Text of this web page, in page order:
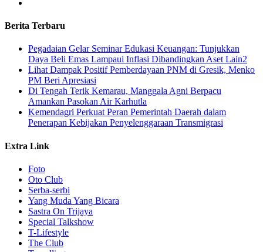
Berita Terbaru
Pegadaian Gelar Seminar Edukasi Keuangan: Tunjukkan
Daya Beli Emas Lampaui Inflasi Dibandingkan Aset Lain2
Lihat Dampak Positif Pemberdayaan PNM di Gresik, Menko
PM Beri Apresiasi
​Di Tengah Terik Kemarau, Manggala Agni Berpacu
Amankan Pasokan Air Karhutla
Kemendagri Perkuat Peran Pemerintah Daerah dalam
Penerapan Kebijakan Penyelenggaraan Transmigrasi
Extra Link
Foto
Oto Club
Serba-serbi
Yang Muda Yang Bicara
Sastra On Trijaya
Special Talkshow
T-Lifestyle
The Club